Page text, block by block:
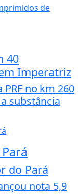
40
Imperatriz
no km 260
substância
do Pará
nota 5,9